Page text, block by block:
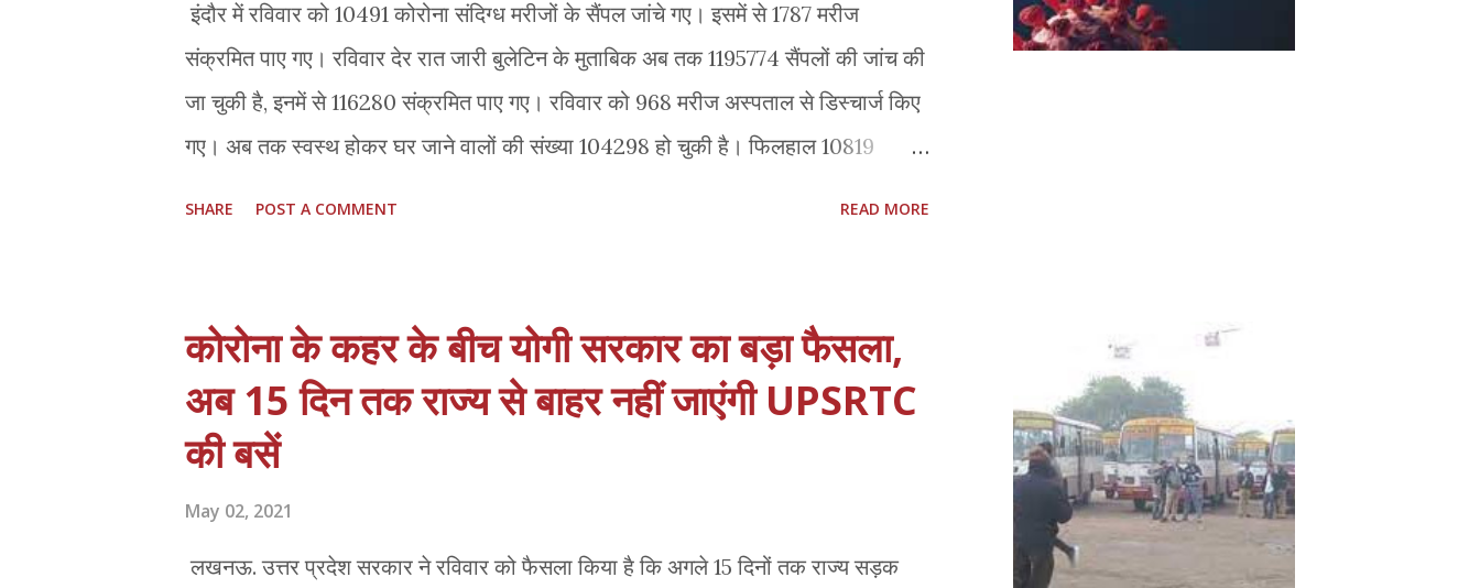
इंदौर में रविवार को 10491 कोरोना संदिग्ध मरीजों के सैंपल जांचे गए। इसमें से 1787 मरीज
संक्रमित पाए गए। रविवार देर रात जारी बुलेटिन के मुताबिक अब तक 1195774 सैंपलों की जांच की
जा चुकी है, इनमें से 116280 संक्रमित पाए गए। रविवार को 968 मरीज अस्पताल से डिस्चार्ज किए
गए। अब तक स्वस्थ होकर घर जाने वालों की संख्या 104298 हो चुकी है। फिलहाल 10819
लोगों का आना लगातार जारी है। रविवार को चार घंटे में दोनों सेंटरों पर 572 लोगों ने अपनी कोरोना
जांच कराई। निगमायुक्त प्रतिभा पाल ने बताया कि रविवार को सुबह 8 से दोपहर 12 बजे तक सेंटरों
पर लोगों की जांच की गई। ड्राइव इन कोविड टेस्ट सेंटरों पर जांच के लिए लोग
www.covidindore.com पर रजिस्ट्रेशन करवाकर 600 रुपये में कोरोना जांच करवा सकते
हैं। राशि का भुगतान नागरिक रजिस्ट्रेशन के दौरान...
SHARE POST A COMMENT READ MORE
कोरोना के कहर के बीच योगी सरकार का बड़ा फैसला,
अब 15 दिन तक राज्‍य से बाहर नहीं जाएंगी UPSRTC
की बसें
May 02, 2021
लखनऊ. उत्तर प्रदेश सरकार ने रविवार को फैसला किया है कि अगले 15 दिनों तक राज्य सड़क